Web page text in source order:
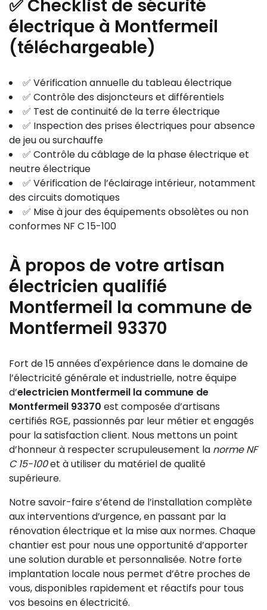
✅ Checklist de sécurité
électrique à Montfermeil
(téléchargeable)
✅ Vérification annuelle du tableau électrique
✅ Contrôle des disjoncteurs et différentiels
✅ Test de continuité de la terre électrique
✅ Inspection des prises électriques pour absence
de jeu ou surchauffe
✅ Contrôle du câblage de la phase électrique et
neutre électrique
✅ Vérification de l’éclairage intérieur, notamment
des circuits domotiques
✅ Mise à jour des équipements obsolètes ou non
conformes NF C 15-100
À propos de votre artisan
électricien qualifié
Montfermeil la commune de
Montfermeil 93370
Fort de 15 années d'expérience dans le domaine de
l’électricité générale et industrielle, notre équipe
d’electricien Montfermeil la commune de
Montfermeil 93370 est composée d’artisans
certifiés RGE, passionnés par leur métier et engagés
pour la satisfaction client. Nous mettons un point
d’honneur à respecter scrupuleusement la norme NF
C 15-100et à utiliser du matériel de qualité
supérieure.
Notre savoir-faire s’étend de l’installation complète
aux interventions d’urgence, en passant par la
rénovation électrique et la mise aux normes. Chaque
chantier est pour nous une opportunité d’apporter
une solution durable et personnalisée. Notre forte
implantation locale nous permet d’être proches de
vous, disponibles rapidement et réactifs pour tous
vos besoins en électricité.